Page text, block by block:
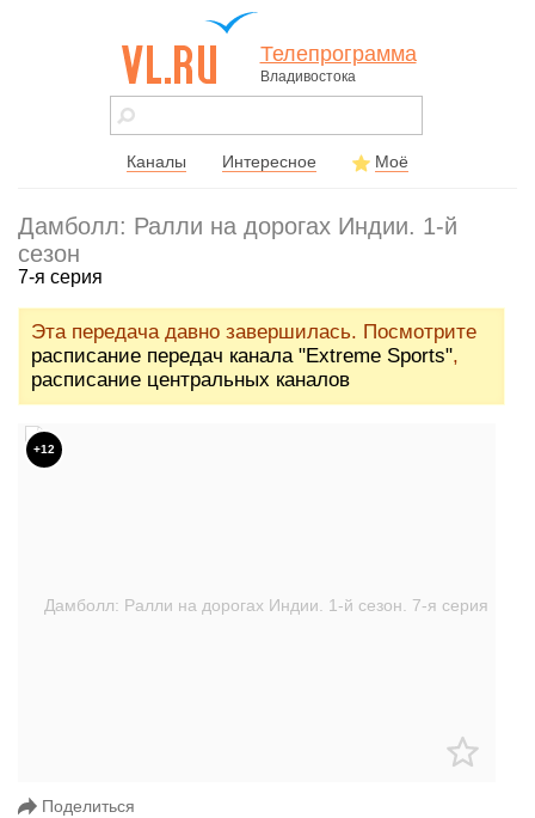
vl.ru - сайт
города
Телепрограмма
Владивостока
Каналы Интересное Моё
Дамболл: Ралли на дорогах Индии. 1-й
сезон
7-я серия
Эта передача давно завершилась. Посмотрите
расписание передач канала "Extreme Sports",
расписание центральных каналов
+12
Поделиться